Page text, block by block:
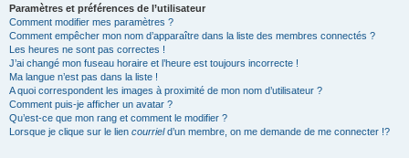
Paramètres et préférences de l’utilisateur
Comment modifier mes paramètres ?
Comment empêcher mon nom d’apparaître dans la liste des membres connectés ?
Les heures ne sont pas correctes !
J’ai changé mon fuseau horaire et l’heure est toujours incorrecte !
Ma langue n’est pas dans la liste !
A quoi correspondent les images à proximité de mon nom d’utilisateur ?
Comment puis-je afficher un avatar ?
Qu’est-ce que mon rang et comment le modifier ?
Lorsque je clique sur le lien courrield’un membre, on me demande de me connecter !?